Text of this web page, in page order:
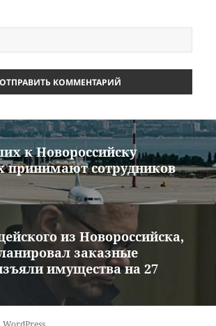
к Новороссийску
принимают сотрудников
из Новороссийска,
заказные
имущества на 27